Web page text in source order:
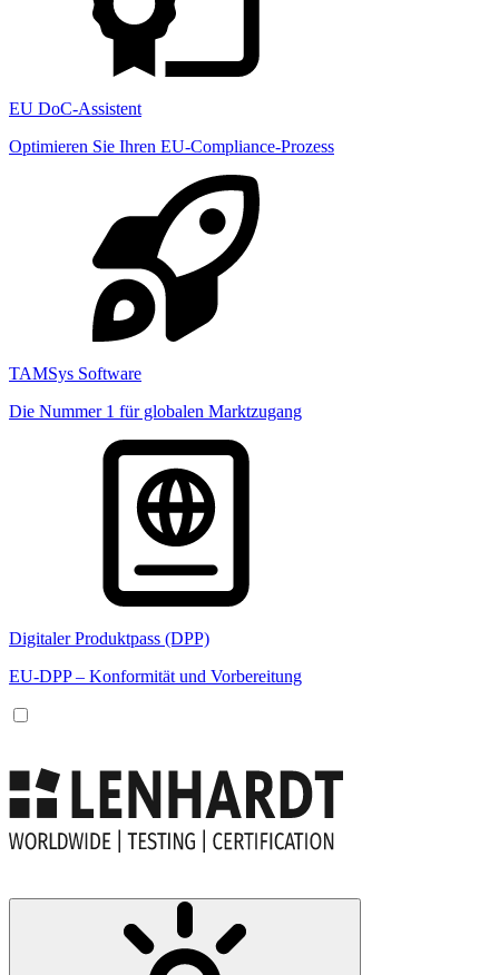
EU DoC-Assistent
Optimieren Sie Ihren EU-Compliance-Prozess
TAMSys Software
Die Nummer 1 für globalen Marktzugang
Digitaler Produktpass (DPP)
EU-DPP – Konformität und Vorbereitung